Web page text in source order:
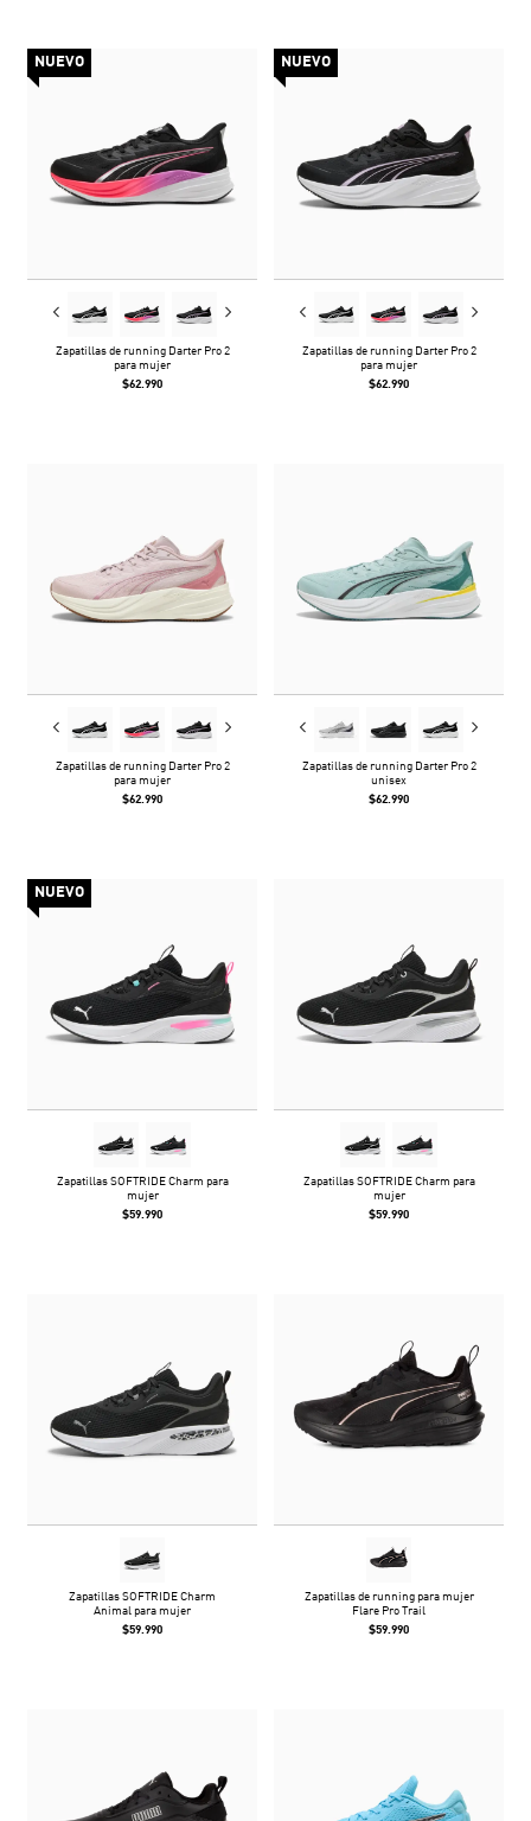
NUEVO
Zapatillas de running Darter Pro 2
para mujer
$62.990
NUEVO
Zapatillas de running Darter Pro 2
para mujer
$62.990
Zapatillas de running Darter Pro 2
para mujer
$62.990
Zapatillas de running Darter Pro 2
unisex
$62.990
NUEVO
Zapatillas SOFTRIDE Charm para
mujer
$59.990
Zapatillas SOFTRIDE Charm para
mujer
$59.990
Zapatillas SOFTRIDE Charm
Animal para mujer
$59.990
Zapatillas de running para mujer
Flare Pro Trail
$59.990